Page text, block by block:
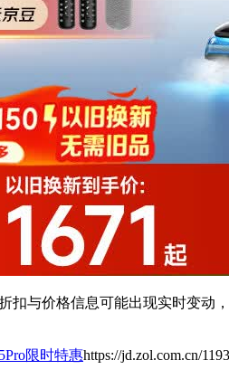
与价格信息可能出现实时变
限时特惠https://jd.zol.com.cn/